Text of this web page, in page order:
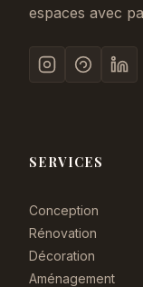
espaces avec
SERVICES
Conception
Rénovation
Décoration
Aménagement